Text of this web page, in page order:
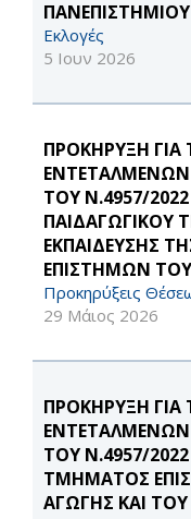
ΠΑΝΕΠΙΣΤΗΜΙΟΥ
Εκλογές
5 Ιουν 2026
ΠΡΟΚΗΡΥΞΗ
ΤΟΥ Ν.4957/
ΕΚΠΑΙΔΕΥΣΗΣ
ΕΠΙΣΤΗΜΩΝ ΤΟΥ
Προκηρύξεις
29 Μάιος 2026
ΠΡΟΚΗΡΥΞΗ
ΤΟΥ Ν.4957/
ΤΜΗΜΑΤΟΣ
ΑΓΩΓΗΣ ΚΑΙ ΤΟΥ